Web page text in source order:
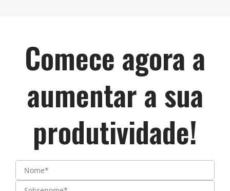
Comece agora a
aumentar a sua
produtividade!